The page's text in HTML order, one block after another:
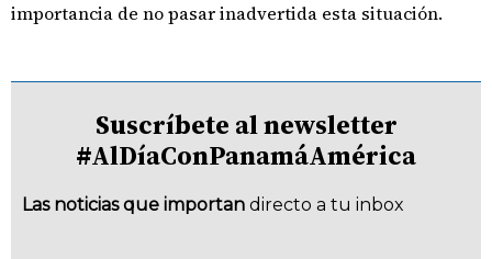
importancia de no pasar inadvertida esta situación.
Suscríbete al newsletter
#AlDíaConPanamáAmérica
Las noticias que importan directo a tu inbox